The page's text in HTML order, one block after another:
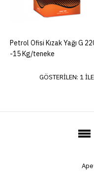
Petrol Ofisi Kızak Yağı G
-15 Kg/teneke
GÖSTERILEN: 1